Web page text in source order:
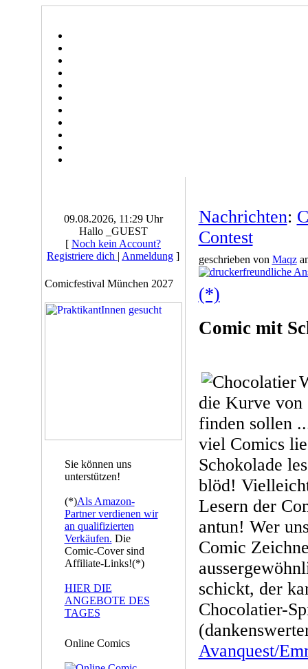
09.08.2026, 11:29 Uhr
Hallo _GUEST
[ Noch kein Account?
Registriere dich | Anmeldung ]
Comicfestival München 2027
Sie können uns
unterstützen!
(*)Als Amazon-
Partner verdienen wir
an qualifizierten
Verkäufen. Die
Comic-Cover sind
Affiliate-Links!(*)
HIER DIE
ANGEBOTE DES
TAGES
Online Comics
Nachrichten:
Contest
geschrieben von Maqz
(*)
Comic mit
die Kurve von
finden sollen
viel Comics
Schokolade
blöd!
Lesern der
antun! Wer
Comic
schickt, der
Chocolatier-
Avanquest/